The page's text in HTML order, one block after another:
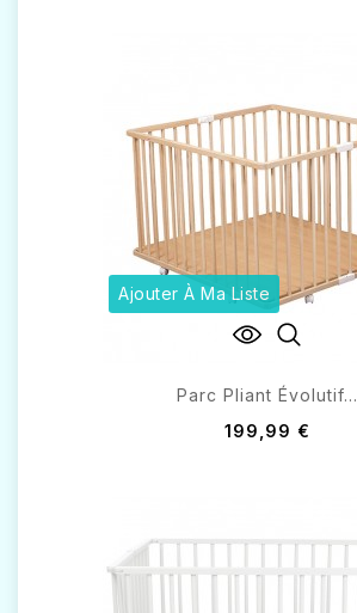
Ajouter À Ma Liste
Parc Pliant Évolutif...
199,99 €